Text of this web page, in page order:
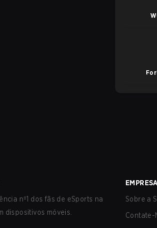
nº1 dos fãs de eSports na
dispositivos móveis.
EMPRESA
Sobre a
Contate-